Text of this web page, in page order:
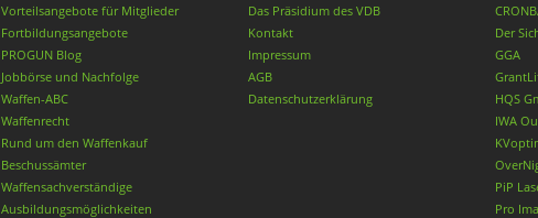
Vorteilsangebote für Mitglieder
Fortbildungsangebote
PROGUN Blog
Jobbörse und Nachfolge
Waffen-ABC
Waffenrecht
Rund um den Waffenkauf
Beschussämter
Waffensachverständige
Ausbildungsmöglichkeiten
Das Präsidium des VDB
Kontakt
Impressum
AGB
Datenschutzerklärung
Der
GGA
HQS
IWA
PiP
Pro